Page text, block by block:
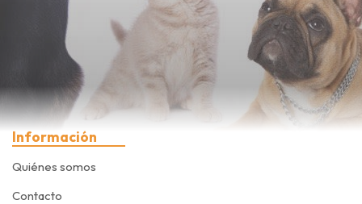
Información
Quiénes somos
Contacto